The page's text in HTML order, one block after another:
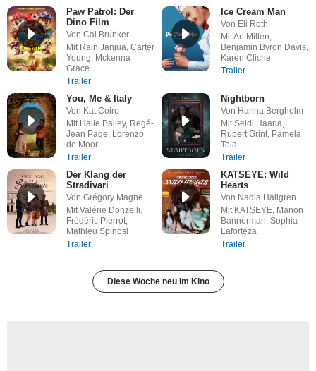
Paw Patrol: Der
Dino Film
Von Cal Brunker
Mit Rain Janjua, Carter
Young, Mckenna
Grace
Trailer
Ice Cream Man
Von Eli Roth
Mit Ari Millen,
Benjamin Byron Davis,
Karen Cliche
Trailer
You, Me & Italy
Von Kat Coiro
Mit Halle Bailey, Regé-
Jean Page, Lorenzo
de Moor
Trailer
Nightborn
Von Hanna Bergholm
Mit Seidi Haarla,
Rupert Grint, Pamela
Tola
Trailer
Der Klang der
Stradivari
Von Grégory Magne
Mit Valérie Donzelli,
Frédéric Pierrot,
Mathieu Spinosi
Trailer
KATSEYE: Wild
Hearts
Von Nadia Hallgren
Mit KATSEYE, Manon
Bannerman, Sophia
Laforteza
Trailer
Diese Woche neu im Kino